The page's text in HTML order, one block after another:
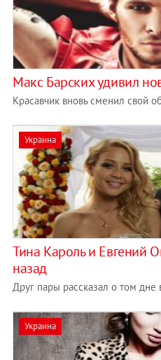
Макс Барских удивил
Красавчик вновь сменил свой
Украина
Тина Кароль и Евгений
назад
Друг пары рассказал о том
Украина